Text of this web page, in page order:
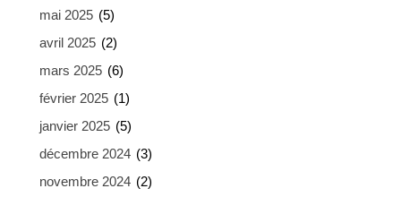
mai 2025 (5)
avril 2025 (2)
mars 2025 (6)
février 2025 (1)
janvier 2025 (5)
décembre 2024 (3)
novembre 2024 (2)